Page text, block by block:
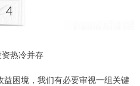
热冷并存
困境，我们有必要审视一组关键